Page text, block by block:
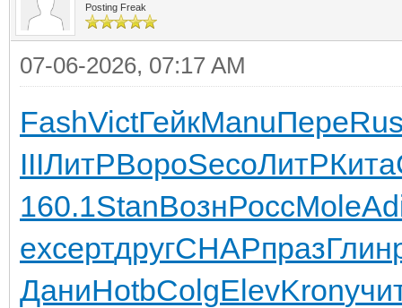
Posting Freak
07-06-2026, 07:17 AM
FashVictГейкManuПере
IIIЛитРВороSecoЛитРКита
160.1StanВознРоссMole
exсертдругCHAPпразГлин
ДаниHotbColgElevKron